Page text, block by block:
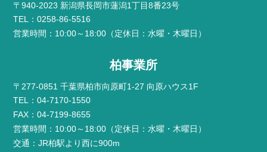
〒940-2023 新潟県長岡市蓮潟1丁目8番23号
TEL：0258-86-5516
営業時間：10:00～18:00（定休日：水曜・木曜日）
柏事業所
〒277-0851 千葉県柏市向原町1-27 向原ハウス1F
TEL：04-7170-1550
FAX：04-7199-8655
営業時間：10:00～18:00（定休日：水曜・木曜日）
交通：JR柏駅より西に900m